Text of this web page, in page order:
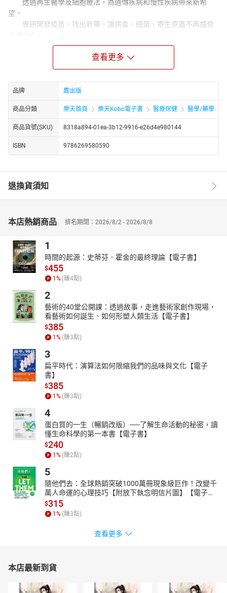
透過再生醫學及細胞療法，為遺傳疾病和慢性疾病帶來新希
望。
專研開發疫苗、找出新藥，讓病毒、細菌、寄生原蟲不再威脅
瞭解神經記憶和辨識機制已成為人工智慧參考的系統，
他們以先驅角色，為人類福祉做出重大的貢獻。
** ◎本世紀諾貝爾生醫獎的二、三事**
•科學不外人性，透過試管嬰兒技術解決不孕症，在2010年獲
獎。
•重新啟動基因！2012年得主將「已分化的細胞變回幹細胞」。
•C肝竟然可以根治！人類醫學史上首次成功治癒慢性病毒感染
‧2019年得主破解細胞缺氧調節之謎，改善癌症預後不良問
‧晝夜節律有何祕密？2017年得主破解生物時鐘的機制！
每年10月諾貝爾獎頒布，總在媒體和學界引來話題，從獲獎人
峰，也能展現出科學發展的最新趨勢。
諾貝爾獎得主公布後，邀請國內同領域的專家，分析該年各個得主
生平事蹟和得獎領域，以深入淺出的文字和說明，讓讀者瞭解生醫
領域研究的最新景況，前瞻地引導讀者思考科學的前景。
我們可以簡單將本世紀諾貝爾生醫獎分成五類：第一類，細胞
和分子生物學；第二類，生殖生物學；第三類，免疫學；第四類，
神經生理學；以及第五類，感染性疾病及治療。2003年核磁造影的
發明則較難列入以上五類，可單獨列為醫學儀器的發明，核磁造影
的新技術使得臨床診斷可以非侵襲性診斷出各類臟器的病灶，在診
斷醫學貢獻良多。
這五類當中又以細胞和分子生物學類佔最大宗，共有八個年
次，主要原因是細胞是生物的基本單位，細胞的藍本分子（DNA）
的結構及基因調控都歸此類。舉例來說，2009年三位科學家對DNA
末端複製有關的端粒及端粒酶的研究，闡明了端粒酶活性對老化和
癌症的影響；2013年三位美國科學家對細胞內囊泡運送分子機制的
2019年三位科學家發現細胞如何感受到周邊環境缺氧的情況所引起
的生理反應而得獎。
諾貝爾生醫獎在大家最關心的感染性疾病治療上給獎也不遺餘
力，包括：2005年頒發給澳洲兩位醫學科學在幽門螺旋桿菌的發現
赫一桑努希和蒙塔巴艾對愛滋病毒（HIV）的發現；以及2021年三
位科學家在C型肝癌病毒（HCV）的發現以及藥物等等。
另外值得一提的是，為本書撰稿的台灣經濟學家中，有許多師
出諾貝爾獎大師門下，能一窺得獎者或特立獨行的研究風格，或平
查看更多
品牌 鷹出版
商品分類 樂天首頁 樂天Kobo電子書 醫療保健 醫學/藥學
商品貨號(SKU) 8318a894-01ea-3b12-9916-e26d4e980144
ISBN 9786269580590
退換貨須知
本店熱銷商品 排名期間：2026/8/2 - 2026/8/8
1
時間的起源：史蒂芬．霍金的最終理論【電子書】
$455
1 % (賺4點)
2
藝術的40堂公開課：透過故事，走進藝術家創作現場，
看藝術如何誕生、如何形塑人類生活【電子書】
$385
1 % (賺3點)
3
扁平時代：演算法如何限縮我們的品味與文化【電子
書】
$385
1 % (賺3點)
4
蛋白質的一生（暢銷改版）──了解生命活動的秘密，讀
懂生命科學的第一本書【電子書】
$240
1 % (賺2點)
5
隨他們去：全球熱銷突破1000萬冊現象級巨作！改變千
萬人命運的心理技巧【附放下執念明信片圖】【電子
書】
$315
1 % (賺3點)
查看更多
本店最新到貨